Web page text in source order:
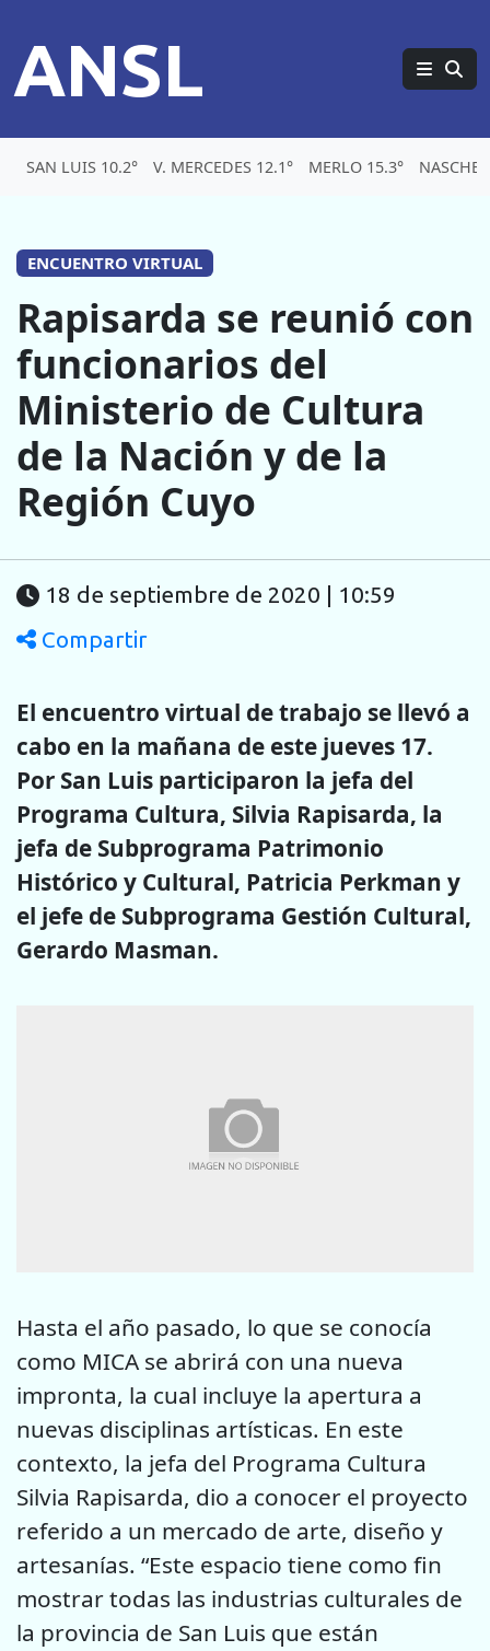
ANSL
SAN LUIS 10.2° V. MERCEDES 12.1° MERLO 15.3°
ENCUENTRO VIRTUAL
Rapisarda se reunió con
funcionarios del
Ministerio de Cultura
de la Nación y de la
Región Cuyo
18 de septiembre de 2020 | 10:59
Compartir
El encuentro virtual de trabajo se llevó a
cabo en la mañana de este jueves 17.
Por San Luis participaron la jefa del
Programa Cultura, Silvia Rapisarda, la
jefa de Subprograma Patrimonio
Histórico y Cultural, Patricia Perkman y
el jefe de Subprograma Gestión Cultural,
Gerardo Masman.
Hasta el año pasado, lo que se conocía
como MICA se abrirá con una nueva
impronta, la cual incluye la apertura a
nuevas disciplinas artísticas. En este
contexto, la jefa del Programa Cultura
Silvia Rapisarda, dio a conocer el proyecto
referido a un mercado de arte, diseño y
artesanías. “Este espacio tiene como fin
mostrar todas las industrias culturales de
la provincia de San Luis que están